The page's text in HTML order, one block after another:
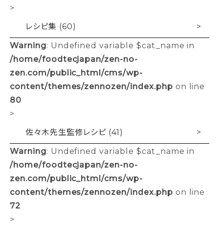
>
レシピ集 (60)
Warning: Undefined variable $cat_name in
/home/foodtecjapan/zen-no-
zen.com/public_html/cms/wp-
content/themes/zennozen/index.php on line
80
>
佐々木先生監修レシピ (41)
Warning: Undefined variable $cat_name in
/home/foodtecjapan/zen-no-
zen.com/public_html/cms/wp-
content/themes/zennozen/index.php on line
72
>